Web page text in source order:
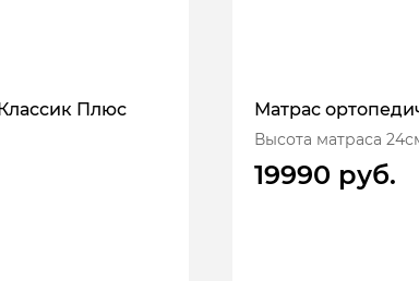
Плюс
Матрас
Высота матраса
19990 руб.